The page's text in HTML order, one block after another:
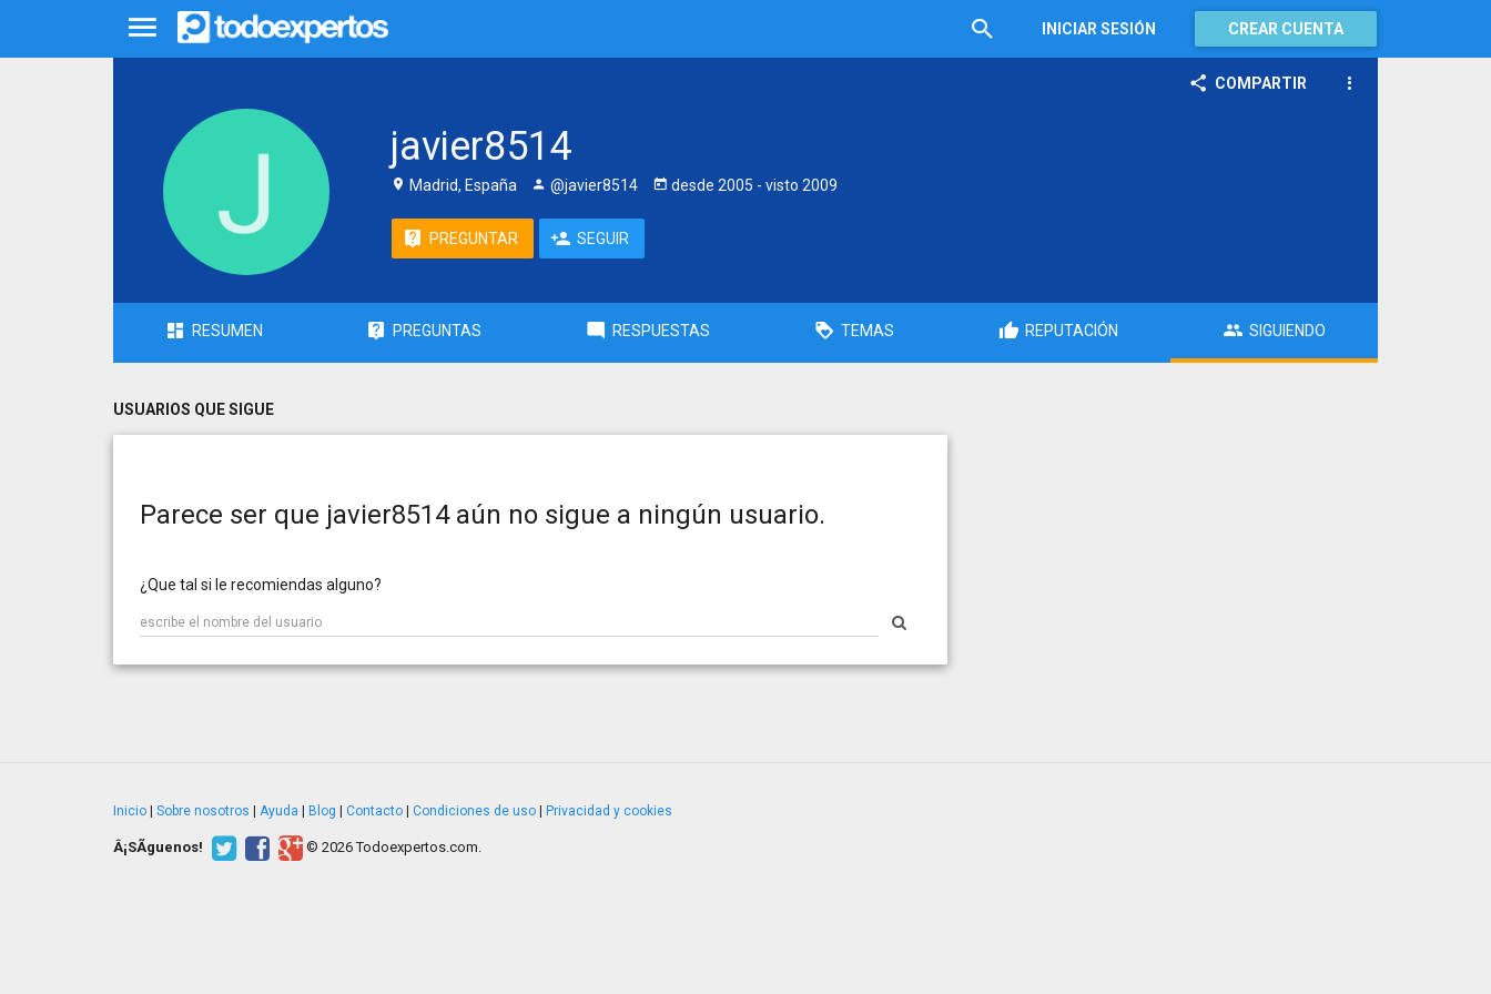
INICIAR SESIÓN CREAR CUENTA
COMPARTIR
javier8514
Madrid, España @javier8514 desde 2005 - visto 2009
PREGUNTAR SEGUIR
RESUMEN PREGUNTAS RESPUESTAS TEMAS REPUTACIÓN SIGUIENDO
USUARIOS QUE SIGUE
Parece ser que javier8514 aún no sigue a ningún usuario.
¿Que tal si le recomiendas alguno?
Inicio Sobre nosotros Ayuda Blog Contacto Condiciones de uso Privacidad y cookies
Â¡SÃ­guenos! © 2026 Todoexpertos.com.